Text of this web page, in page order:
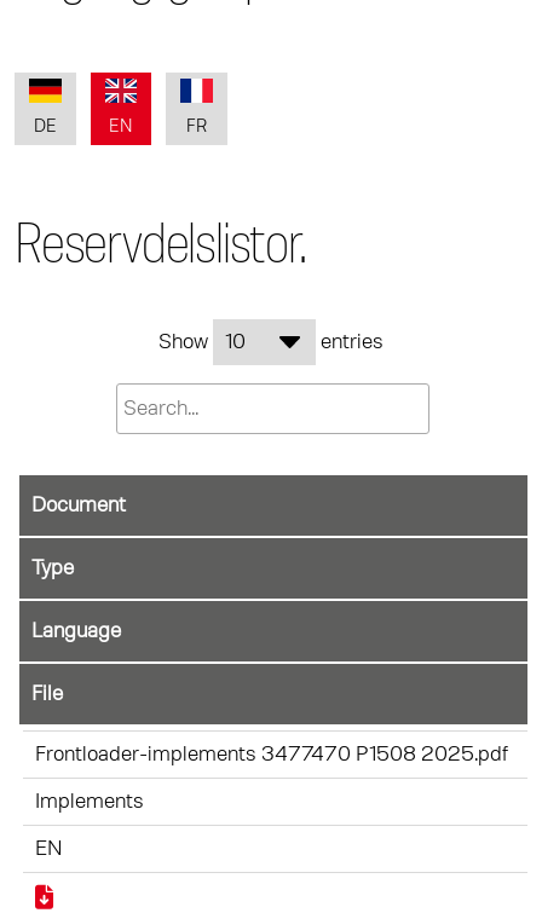
DE EN FR
Reservdelslistor.
Show entries
Document
File
Frontloader-implements 3477470 P1508 2025.pdf
Implements
EN